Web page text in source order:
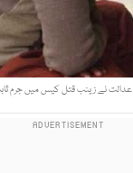
نے زینب قتل کیس میں جرم ثابت